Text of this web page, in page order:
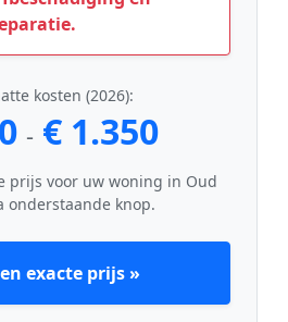
kosten (2026):
- € 1.350
prijs voor uw woning in Oud
onderstaande knop.
exacte prijs »